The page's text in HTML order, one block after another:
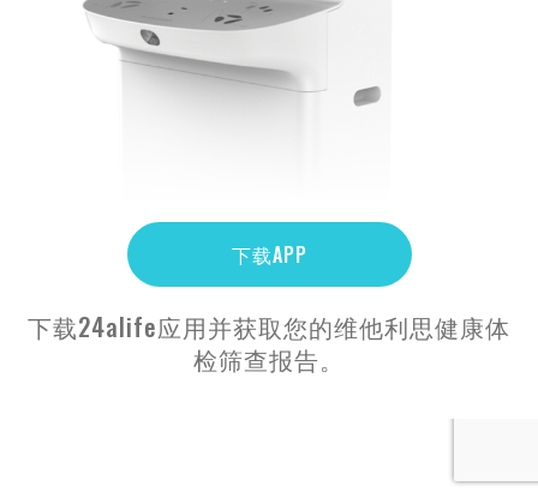
下载APP
下载24alife应用并获取您的维他利思健康体
检筛查报告。